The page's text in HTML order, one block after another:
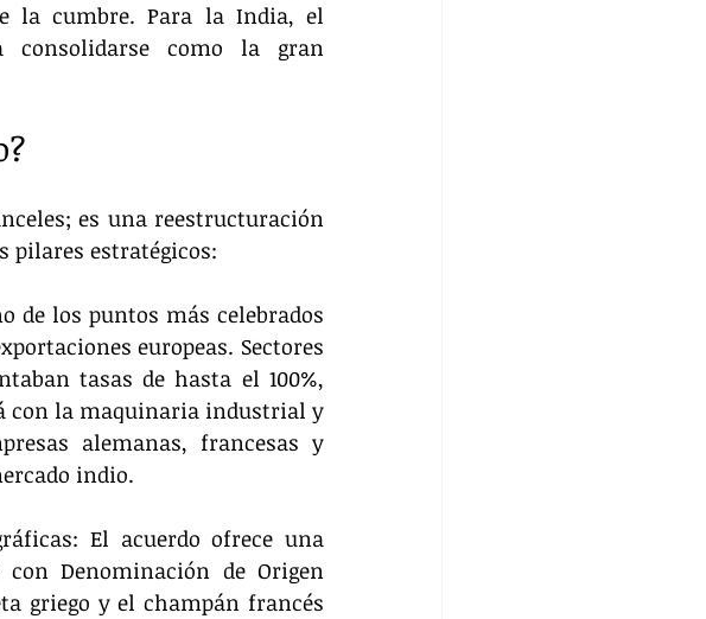
la cumbre. Para la India, el
consolidarse como la gran
es una reestructuración
pilares estratégicos:
de los puntos más celebrados
europeas. Sectores
tasas de hasta el 100%,
con la maquinaria industrial y
alemanas, francesas y
indio.
El acuerdo ofrece una
Denominación de Origen
griego y el champán francés